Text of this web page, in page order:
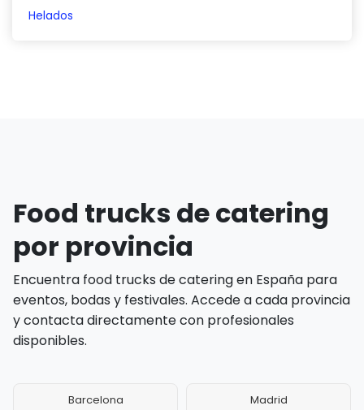
Helados
Food trucks de catering
por provincia
Encuentra food trucks de catering en España para
eventos, bodas y festivales. Accede a cada provincia
y contacta directamente con profesionales
disponibles.
Barcelona Madrid